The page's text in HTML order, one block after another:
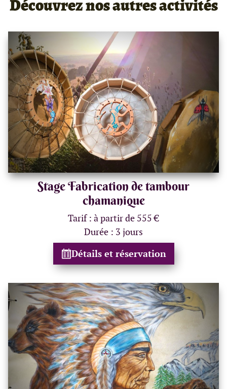
Découvrez nos autres activités
Stage Fabrication de tambour
chamanique
Tarif : à partir de 555 €
Durée : 3 jours
Détails et réservation